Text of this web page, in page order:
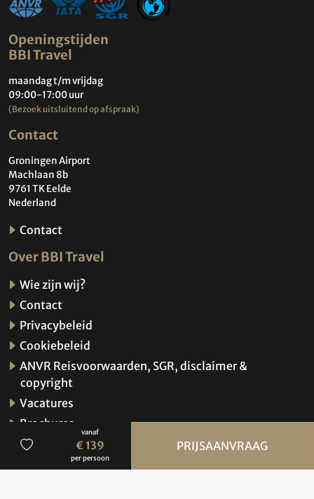
vanaf
€ 139
per persoon
PRIJSAANVRAAG
Openingstijden
BBI Travel
maandag t/m vrijdag
09:00-17:00 uur
(Bezoek uitsluitend op afspraak)
Contact
Groningen Airport
Machlaan 8b
9761 TK Eelde
Nederland
Contact
Over BBI Travel
Wie zijn wij?
Contact
Privacybeleid
Cookiebeleid
ANVR Reisvoorwaarden, SGR, disclaimer &
copyright
Vacatures
Brochures
Verzekeringen
Hoe werkt de website?